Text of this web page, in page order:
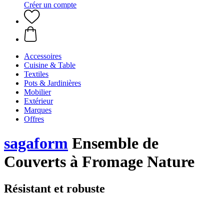
Créer un compte
Accessoires
Cuisine & Table
Textiles
Pots & Jardinières
Mobilier
Extérieur
Marques
Offres
sagaform Ensemble de
Couverts à Fromage Nature
Résistant et robuste